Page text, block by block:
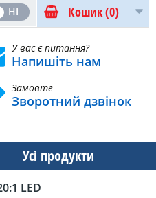
Кошик(0)
НІ
У вас є питання?
Напишіть нам
Замовте
Зворотний дзвінок
Усі продукти
LED